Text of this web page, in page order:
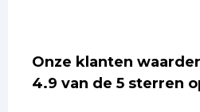
Onze klanten
4.9 van de 5 sterren